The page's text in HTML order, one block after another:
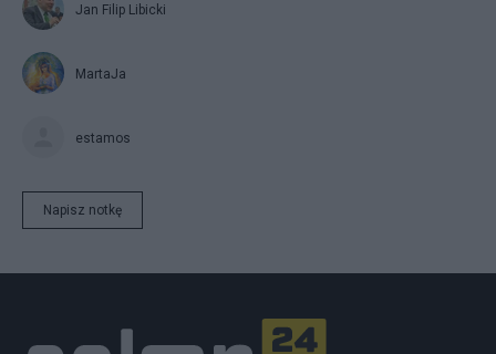
Jan Filip Libicki
MartaJa
estamos
Napisz notkę